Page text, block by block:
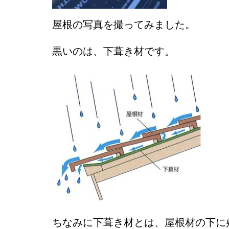
屋根の写真を撮ってみました。
黒いのは、下葺き材です。
ちなみに下葺き材とは、屋根材の下に